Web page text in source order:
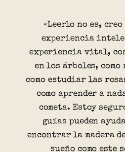
«Leerlo no es, creo
experiencia
experiencia vital,
en los árboles, como
como estudiar las
como aprender a
cometa. Estoy
guías pueden
encontrar la madera
sueño como este